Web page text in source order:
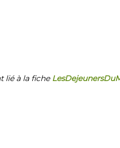
lié à la fiche